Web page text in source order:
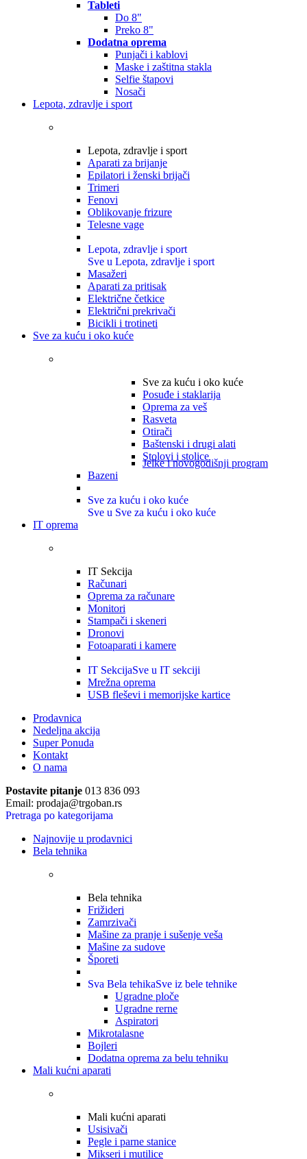
Tableti
Do 8"
Preko 8"
Dodatna oprema
Punjači i kablovi
Maske i zaštitna stakla
Selfie štapovi
Nosači
Lepota, zdravlje i sport
Lepota, zdravlje i sport
Aparati za brijanje
Epilatori i ženski brijači
Trimeri
Fenovi
Oblikovanje frizure
Telesne vage
Lepota, zdravlje i sport
Sve u Lepota, zdravlje i sport
Masažeri
Aparati za pritisak
Električne četkice
Električni prekrivači
Bicikli i trotineti
Sve za kuću i oko kuće
Sve za kuću i oko kuće
Posuđe i staklarija
Oprema za veš
Rasveta
Otirači
Baštenski i drugi alati
Stolovi i stolice
Jelke i novogodišnji program
Bazeni
Sve za kuću i oko kuće
Sve u Sve za kuću i oko kuće
IT oprema
IT Sekcija
Računari
Oprema za računare
Monitori
Stampači i skeneri
Dronovi
Fotoaparati i kamere
IT SekcijaSve u IT sekciji
Mrežna oprema
USB fleševi i memorijske kartice
Prodavnica
Nedeljna akcija
Super Ponuda
Kontakt
O nama
Postavite pitanje 013 836 093
Email: prodaja@trgoban.rs
Pretraga po kategorijama
Najnovije u prodavnici
Bela tehnika
Bela tehnika
Frižideri
Zamrzivači
Mašine za pranje i sušenje veša
Mašine za sudove
Šporeti
Sva Bela tehikaSve iz bele tehnike
Ugradne ploče
Ugradne rerne
Aspiratori
Mikrotalasne
Bojleri
Dodatna oprema za belu tehniku
Mali kućni aparati
Mali kućni aparati
Usisivači
Pegle i parne stanice
Mikseri i mutilice